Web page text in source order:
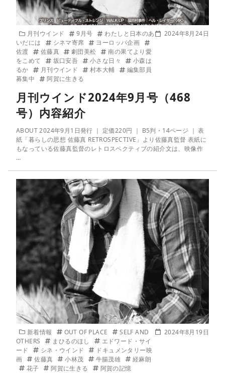
月刊ウインド 9月号
わたしと日本のあ
いだには
シネマ寄席
ヨーロッパ企画
佐渡
佐藤真 劇団美松
南の果てより愛
をこめて
坂口安吾 小さな日々
小森は
るか
月刊ウインド 村本大輔
編集部員
募集中
阿賀に生きる
2024年8月24日
月刊ウインド2024年9月号（468
号）内容紹介
ABOUT 2024年9月1日発行 ｜ 定価220円 ｜ B5判・14ページ ｜ 表
紙「暮らしの思想 佐藤真 RETROSPECTIVE」より佐藤真監督 表紙に
もなっている佐藤真監督のレトロスペクティブの紹介文は、映像作
…
新着情報 OUT OF PLACE
SELF AND
OTHERS
まひるのほし
エドワード・サイ
ード
シネ・ウインド
ドキュメンタリー映
画
佐藤真 小林茂 牛腸茂雄
経麻朗
花子
阿賀に生きる 阿賀の記憶
2024年8月19日